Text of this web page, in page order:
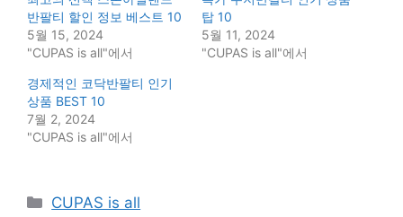
반팔티 할인 정보 베스트 10
5월 15, 2024
"CUPAS is all"에서
탑 10
5월 11, 2024
"CUPAS is all"에서
경제적인 코닥반팔티 인기
상품 BEST 10
7월 2, 2024
"CUPAS is all"에서
Categories
CUPAS is all